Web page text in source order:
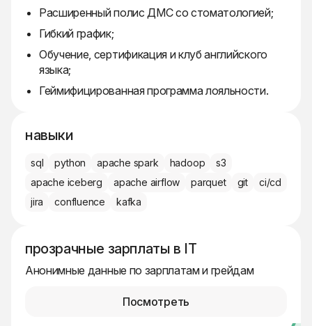
Расширенный полис ДМС со стоматологией;
Гибкий график;
Обучение, сертификация и клуб английского
языка;
Геймифицированная программа лояльности.
навыки
sql python apache spark hadoop
s3
apache iceberg
apache airflow parquet git
ci/cd
jira
confluence kafka
прозрачные зарплаты в IT
Анонимные данные по зарплатам и грейдам
Посмотреть